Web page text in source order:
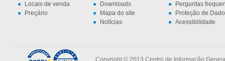
Locais de venda
Preçário
Downloads
Mapa do site
Notícias
Perguntas
Proteção de
Acessibilidade
Copyright © 2013 Centro de Informação